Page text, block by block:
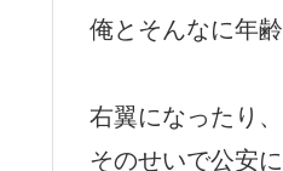
俺とそんなに年
右翼になったり
そのせいで公安